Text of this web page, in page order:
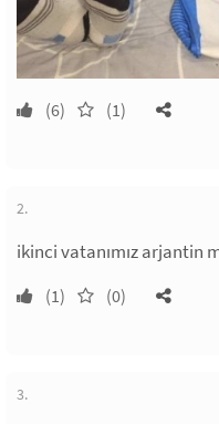
(6) (1)
2.
ikinci vatanımız arjantin
(1) (0)
3.